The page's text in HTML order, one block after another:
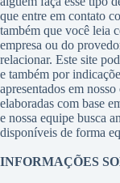
que entre em contato
também que você leia
empresa ou do
relacionar. Este site
e também por
apresentados em
elaboradas com base
e nossa equipe busca
disponíveis de forma
INFORMAÇÕES